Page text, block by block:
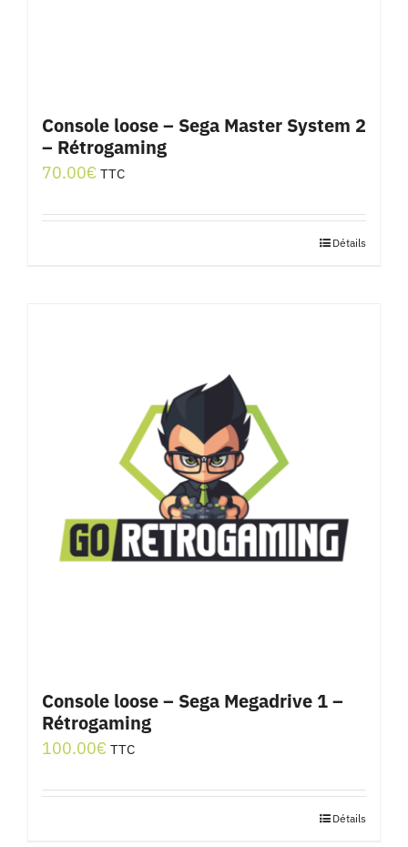
Console loose – Sega Master System 2
– Rétrogaming
70.00€ TTC
Détails
Console loose – Sega Megadrive 1 –
Rétrogaming
100.00€ TTC
Détails